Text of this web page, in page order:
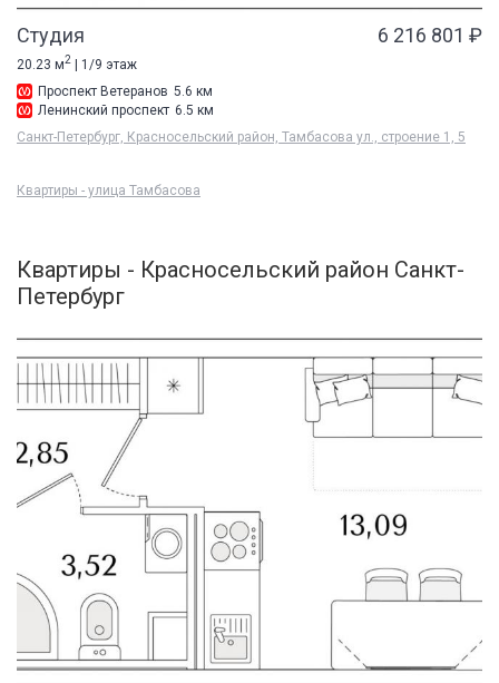
Студия 6 216 801 ₽
20.23 м2
| 1/9 этаж
Проспект Ветеранов 5.6 км
Ленинский проспект 6.5 км
Санкт-Петербург, Красносельский район, Тамбасова ул., строение 1, 5
Квартиры - улица Тамбасова
Квартиры - Красносельский район Санкт-
Петербург